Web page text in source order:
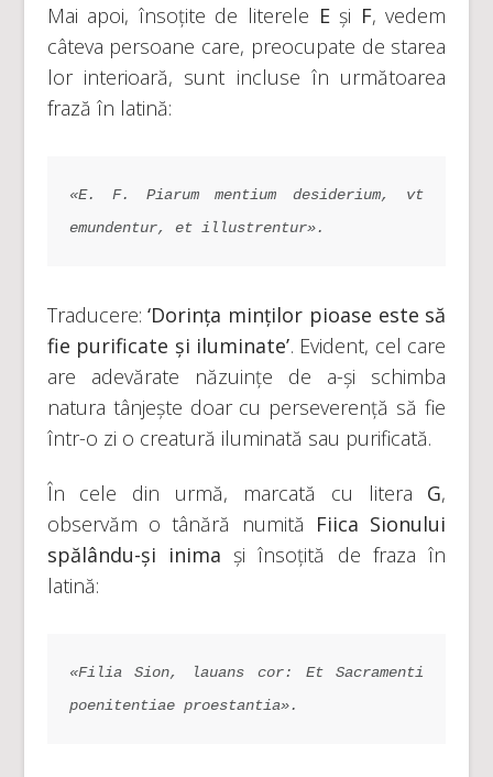
Mai apoi, însoțite de literele Eși F, vedem
câteva persoane care, preocupate de starea
lor interioară, sunt incluse în următoarea
frază în latină:
«E. F. Piarum mentium desiderium, vt
emundentur, et illustrentur».
Traducere:‘Dorința minților pioase este să
fie purificate și iluminate’. Evident, cel care
are adevărate năzuințe de a-și schimba
natura tânjește doar cu perseverență să fie
într-o zi o creatură iluminată sau purificată.
În cele din urmă, marcată cu litera G,
observăm o tânără numită Fiica Sionului
spălându-și inima și însoțită de fraza în
latină:
«Filia Sion, lauans cor: Et Sacramenti
poenitentiae proestantia».